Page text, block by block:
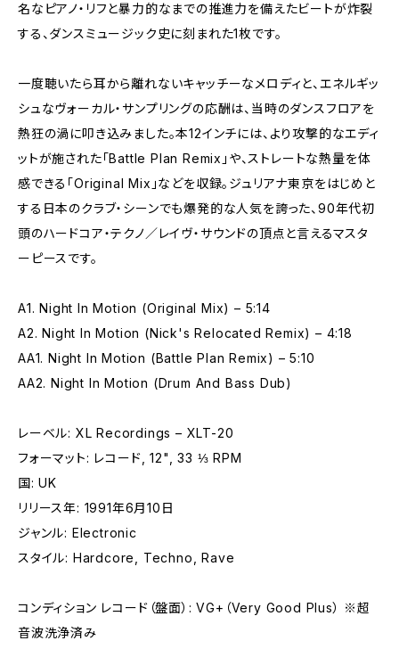
名なピアノ・リフと暴力的なまでの推進力を備えたビートが炸裂
する、ダンスミュージック史に刻まれた1枚です。
一度聴いたら耳から離れないキャッチーなメロディと、エネルギッ
シュなヴォーカル・サンプリングの応酬は、当時のダンスフロアを
熱狂の渦に叩き込みました。本12インチには、より攻撃的なエディ
ットが施された「Battle Plan Remix」や、ストレートな熱量を体
感できる「Original Mix」などを収録。ジュリアナ東京をはじめと
する日本のクラブ・シーンでも爆発的な人気を誇った、90年代初
頭のハードコア・テクノ／レイヴ・サウンドの頂点と言えるマスタ
ーピースです。
A1. Night In Motion (Original Mix) – 5:14
A2. Night In Motion (Nick's Relocated Remix) – 4:18
AA1. Night In Motion (Battle Plan Remix) – 5:10
AA2. Night In Motion (Drum And Bass Dub)
レーベル: XL Recordings – XLT-20
フォーマット: レコード, 12", 33 ⅓ RPM
国: UK
リリース年: 1991年6月10日
ジャンル: Electronic
スタイル: Hardcore, Techno, Rave
コンディション レコード（盤面）: VG+（Very Good Plus） ※超
音波洗浄済み